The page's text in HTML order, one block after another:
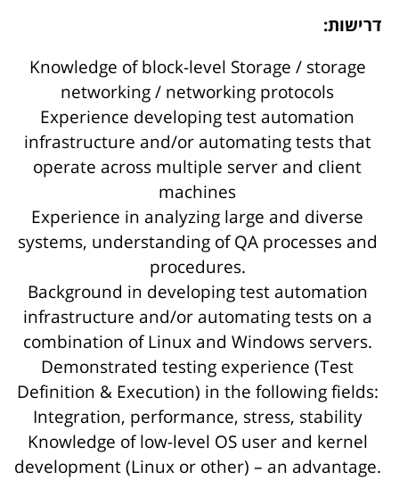
דרישות:
Knowledge of block-level Storage / storage
networking / networking protocols
Experience developing test automation
infrastructure and/or automating tests that
operate across multiple server and client
machines
Experience in analyzing large and diverse
systems, understanding of QA processes and
procedures.
Background in developing test automation
infrastructure and/or automating tests on a
combination of Linux and Windows servers.
Demonstrated testing experience (Test
Definition & Execution) in the following fields:
Integration, performance, stress, stability
Knowledge of low-level OS user and kernel
development (Linux or other) – an advantage.